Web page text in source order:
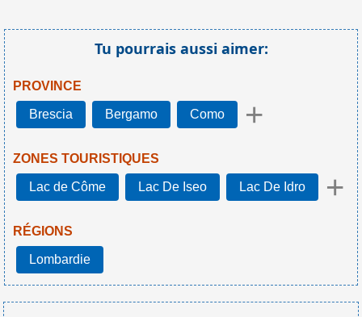
Tu pourrais aussi aimer:
PROVINCE
Brescia Bergamo Como +
ZONES TOURISTIQUES
Lac de Côme Lac De Iseo Lac De Idro +
RÉGIONS
Lombardie